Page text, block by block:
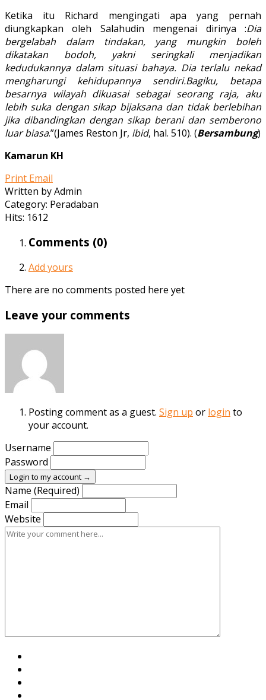
Ketika itu Richard mengingati apa yang pernah
diungkapkan oleh Salahudin mengenai dirinya :Dia
bergelabah dalam tindakan, yang mungkin boleh
dikatakan bodoh, yakni seringkali menjadikan
kedudukannya dalam situasi bahaya. Dia terlalu nekad
mengharungi kehidupannya sendiri.Bagiku, betapa
besarnya wilayah dikuasai sebagai seorang raja, aku
lebih suka dengan sikap bijaksana dan tidak berlebihan
jika dibandingkan dengan sikap berani dan semberono
luar biasa.”(James Reston Jr, ibid, hal. 510). (Bersambung)
Kamarun KH
Print Email
Written by Admin
Category: Peradaban
Hits: 1612
Comments (0)
Add yours
There are no comments posted here yet
Leave your comments
Posting comment as a guest. Sign up or login to
your account.
Username
Password
Login to my account →
Name (Required)
Email
Website